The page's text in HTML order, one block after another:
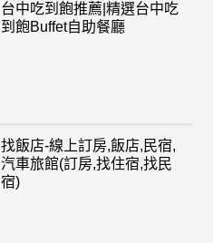
台中吃到飽推薦|精選台中吃
到飽Buffet自助餐廳
找飯店-線上訂房,飯店,民宿,
汽車旅館(訂房,找住宿,找民
宿)